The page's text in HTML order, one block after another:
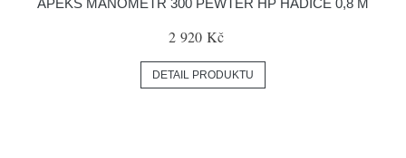
APEKS MANOMETR 300 PEWTER HP HADICE 0,8 M
2 920 Kč
DETAIL PRODUKTU